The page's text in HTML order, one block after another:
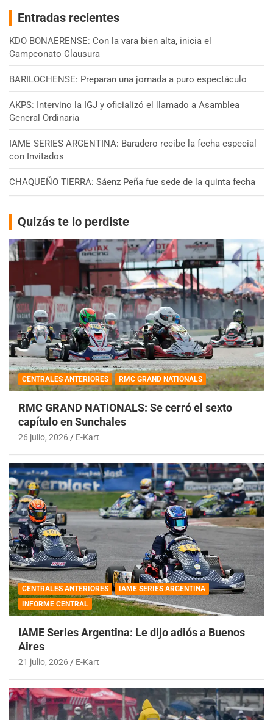
Entradas recientes
KDO BONAERENSE: Con la vara bien alta, inicia el
Campeonato Clausura
BARILOCHENSE: Preparan una jornada a puro espectáculo
AKPS: Intervino la IGJ y oficializó el llamado a Asamblea
General Ordinaria
IAME SERIES ARGENTINA: Baradero recibe la fecha especial
con Invitados
CHAQUEÑO TIERRA: Sáenz Peña fue sede de la quinta fecha
Quizás te lo perdiste
CENTRALES ANTERIORES RMC GRAND NATIONALS
RMC GRAND NATIONALS: Se cerró el sexto
capítulo en Sunchales
26 julio, 2026 E-Kart
CENTRALES ANTERIORES
IAME SERIES ARGENTINA
INFORME CENTRAL
IAME Series Argentina: Le dijo adiós a Buenos
Aires
21 julio, 2026 E-Kart